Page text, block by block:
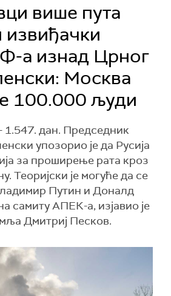
више пута
извиђачки
а изнад Црног
Москва
100.000 људи
1.547. дан. Председник
упозорио је да Русија
за проширење рата кроз
Теоријски је могуће да се
Путин и Доналд
самиту АПЕК-а, изјавио је
Дмитриј Песков.